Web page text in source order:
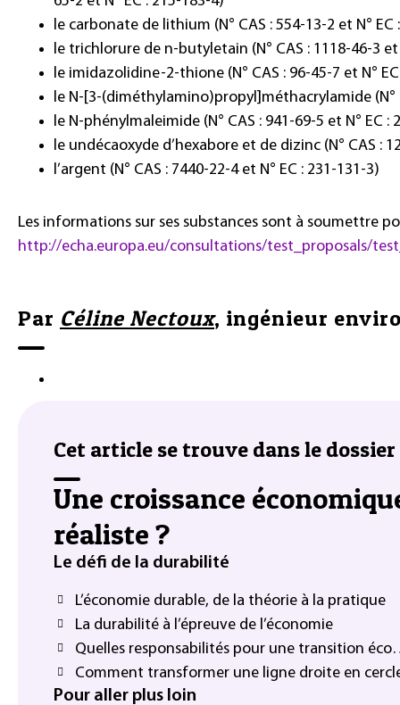
le carbonate de lithium (N° CAS : 554-13-2 et N° EC
le trichlorure de n-butyletain (N° CAS : 1118-46-3 et
le imidazolidine-2-thione (N° CAS : 96-45-7 et N°
le N-[3-(diméthylamino)propyl]méthacrylamide (N°
le N-phénylmaleimide (N° CAS : 941-69-5 et N° EC :
le undécaoxyde d’hexabore et de dizinc (N° CAS :
l’argent (N° CAS : 7440-22-4 et N° EC : 231-131-3)
Les informations sur ses substances sont à soumettre
http://echa.europa.eu/consultations/test_proposals/
Par Céline Nectoux, ingénieur
Cet article se trouve dans le dossier
Une croissance
réaliste ?
Le défi de la durabilité
L’économie durable, de la théorie à la pratique
La durabilité à l’épreuve de l’économie
Quelles responsabilités pour une transition
Comment transformer une ligne droite en
Pour aller plus loin